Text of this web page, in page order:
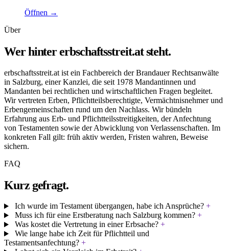
Öffnen →
Über
Wer hinter erbschaftsstreit.at steht.
erbschaftsstreit.at ist ein Fachbereich der Brandauer Rechtsanwälte
in Salzburg, einer Kanzlei, die seit 1978 Mandantinnen und
Mandanten bei rechtlichen und wirtschaftlichen Fragen begleitet.
Wir vertreten Erben, Pflichtteilsberechtigte, Vermächtnisnehmer und
Erbengemeinschaften rund um den Nachlass. Wir bündeln
Erfahrung aus Erb- und Pflichtteilsstreitigkeiten, der Anfechtung
von Testamenten sowie der Abwicklung von Verlassenschaften. Im
konkreten Fall gilt: früh aktiv werden, Fristen wahren, Beweise
sichern.
FAQ
Kurz gefragt.
Ich wurde im Testament übergangen, habe ich Ansprüche? +
Muss ich für eine Erstberatung nach Salzburg kommen? +
Was kostet die Vertretung in einer Erbsache? +
Wie lange habe ich Zeit für Pflichtteil und
Testamentsanfechtung? +